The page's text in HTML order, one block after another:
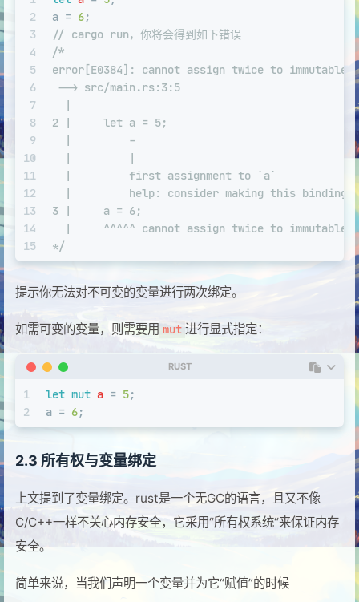
2
3
4
5
6
7
8
9
10
11
12
13
14
15
a = 6;
// cargo run，你将会得到如下错误
/*
error[E0384]: cannot assign twice to immutable
--> src/main.rs:3:5
2 |     let a = 5;
  |         -
  |         first assignment to `a`
|         help: consider making this binding
3 |     a = 6;
|     ^^^^^ cannot assign twice to immutable
*/
提示你无法对不可变的变量进行两次绑定。
如需可变的变量，则需要用 mut 进行显式指定：
RUST
1
2
let mut a = 5;
a = 6;
2.3 所有权与变量绑定
上文提到了变量绑定。rust是一个无GC的语言，且又不像
C/C++一样不关心内存安全，它采用“所有权系统“来保证内存
安全。
简单来说，当我们声明一个变量并为它“赋值”的时候